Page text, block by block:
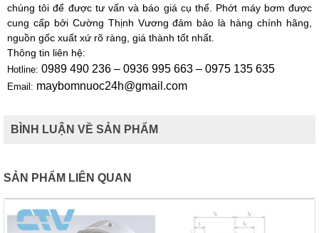
chúng tôi để được tư vấn và báo giá cụ thể. Phớt máy bơm được
cung cấp bởi Cường Thịnh Vương đảm bảo là hàng chính hãng,
nguồn gốc xuất xứ rõ ràng, giá thành tốt nhất.
Thông tin liên hệ:
Hotline: 0989 490 236 – 0936 995 663 – 0975 135 635
Email: maybomnuoc24h@gmail.com
BÌNH LUẬN VỀ SẢN PHẨM
SẢN PHẨM LIÊN QUAN